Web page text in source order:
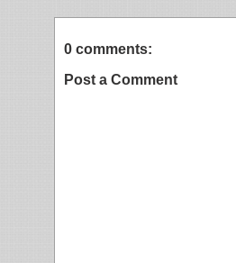
0 comments:
Post a Comment